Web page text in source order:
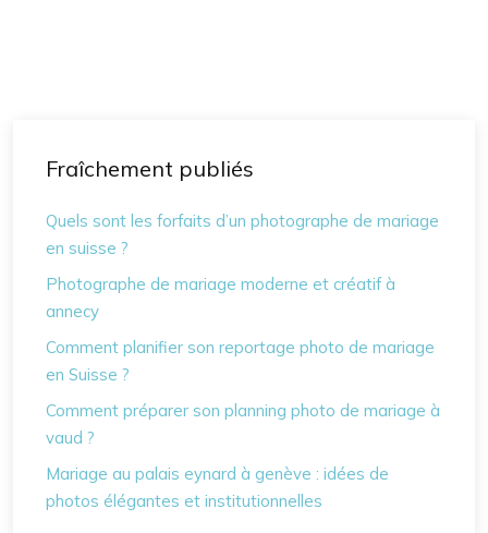
Fraîchement publiés
Quels sont les forfaits d’un photographe de mariage
en suisse ?
Photographe de mariage moderne et créatif à
annecy
Comment planifier son reportage photo de mariage
en Suisse ?
Comment préparer son planning photo de mariage à
vaud ?
Mariage au palais eynard à genève : idées de
photos élégantes et institutionnelles